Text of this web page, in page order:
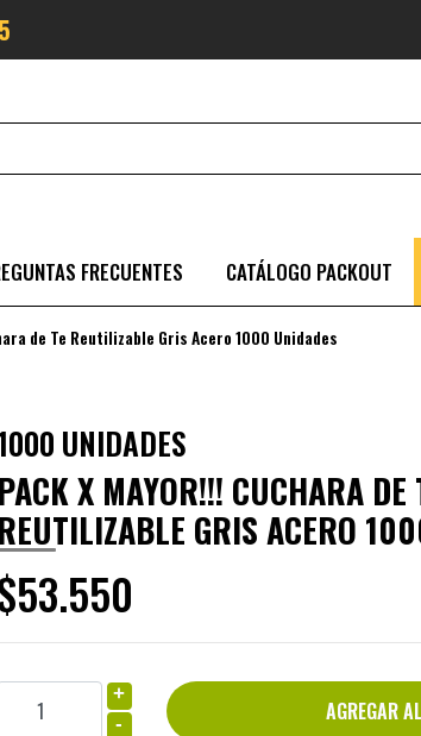
FRECUENTES CATÁLOGO PACKOUT
de Te Reutilizable Gris Acero 1000 Unidades
UNIDADES
PACK X MAYOR!!! CUCHARA DE
REUTILIZABLE GRIS ACERO
+
-